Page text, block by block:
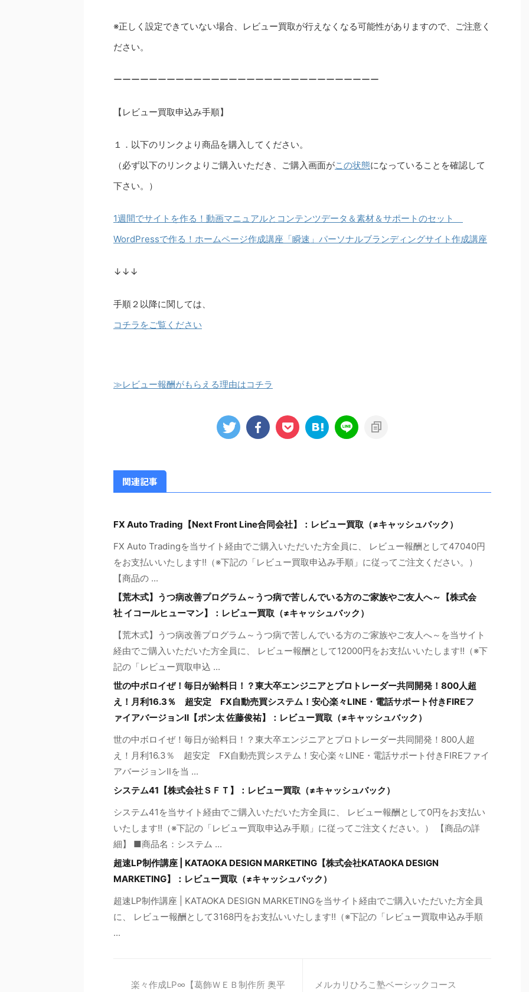
※正しく設定できていない場合、レビュー買取が行えなくなる可能性がありますので、ご注意く
ださい。
ーーーーーーーーーーーーーーーーーーーーーーーーーーーーーー
【レビュー買取申込み手順】
１．以下のリンクより商品を購入してください。
（必ず以下のリンクよりご購入いただき、ご購入画面がこの状態になっていることを確認して
下さい。）
1週間でサイトを作る！動画マニュアルとコンテンツデータ＆素材＆サポートのセット
WordPressで作る！ホームページ作成講座「瞬速」パーソナルブランディングサイト作成講座
↓↓↓
手順２以降に関しては、
コチラをご覧ください
≫レビュー報酬がもらえる理由はコチラ
関連記事
FX Auto Trading【Next Front Line合同会社】：レビュー買取（≠キャッシュバック）
FX Auto Tradingを当サイト経由でご購入いただいた方全員に、 レビュー報酬として47040円
をお支払いいたします!!（※下記の「レビュー買取申込み手順」に従ってご注文ください。）
【商品の ...
【荒木式】うつ病改善プログラム～うつ病で苦しんでいる方のご家族やご友人へ～【株式会
社 イコールヒューマン】：レビュー買取（≠キャッシュバック）
【荒木式】うつ病改善プログラム～うつ病で苦しんでいる方のご家族やご友人へ～を当サイト
経由でご購入いただいた方全員に、 レビュー報酬として12000円をお支払いいたします!!（※下
記の「レビュー買取申込 ...
世の中ボロイぜ！毎日が給料日！？東大卒エンジニアとプロトレーダー共同開発！800人超
え！月利16.3％ 超安定 FX自動売買システム！安心楽々LINE・電話サポート付きFIREフ
ァイアバージョンⅡ【ポン太 佐藤俊祐】：レビュー買取（≠キャッシュバック）
世の中ボロイぜ！毎日が給料日！？東大卒エンジニアとプロトレーダー共同開発！800人超
え！月利16.3％ 超安定 FX自動売買システム！安心楽々LINE・電話サポート付きFIREファイ
アバージョンⅡを当 ...
システム41【株式会社ＳＦＴ】：レビュー買取（≠キャッシュバック）
システム41を当サイト経由でご購入いただいた方全員に、 レビュー報酬として0円をお支払い
いたします!!（※下記の「レビュー買取申込み手順」に従ってご注文ください。） 【商品の詳
細】 ■商品名：システム ...
超速LP制作講座 | KATAOKA DESIGN MARKETING【株式会社KATAOKA DESIGN
MARKETING】：レビュー買取（≠キャッシュバック）
超速LP制作講座 | KATAOKA DESIGN MARKETINGを当サイト経由でご購入いただいた方全員
に、 レビュー報酬として3168円をお支払いいたします!!（※下記の「レビュー買取申込み手順
...
楽々作成LP∞【葛飾ＷＥＢ制作所 奥平 メルカリひろこ塾ベーシックコース